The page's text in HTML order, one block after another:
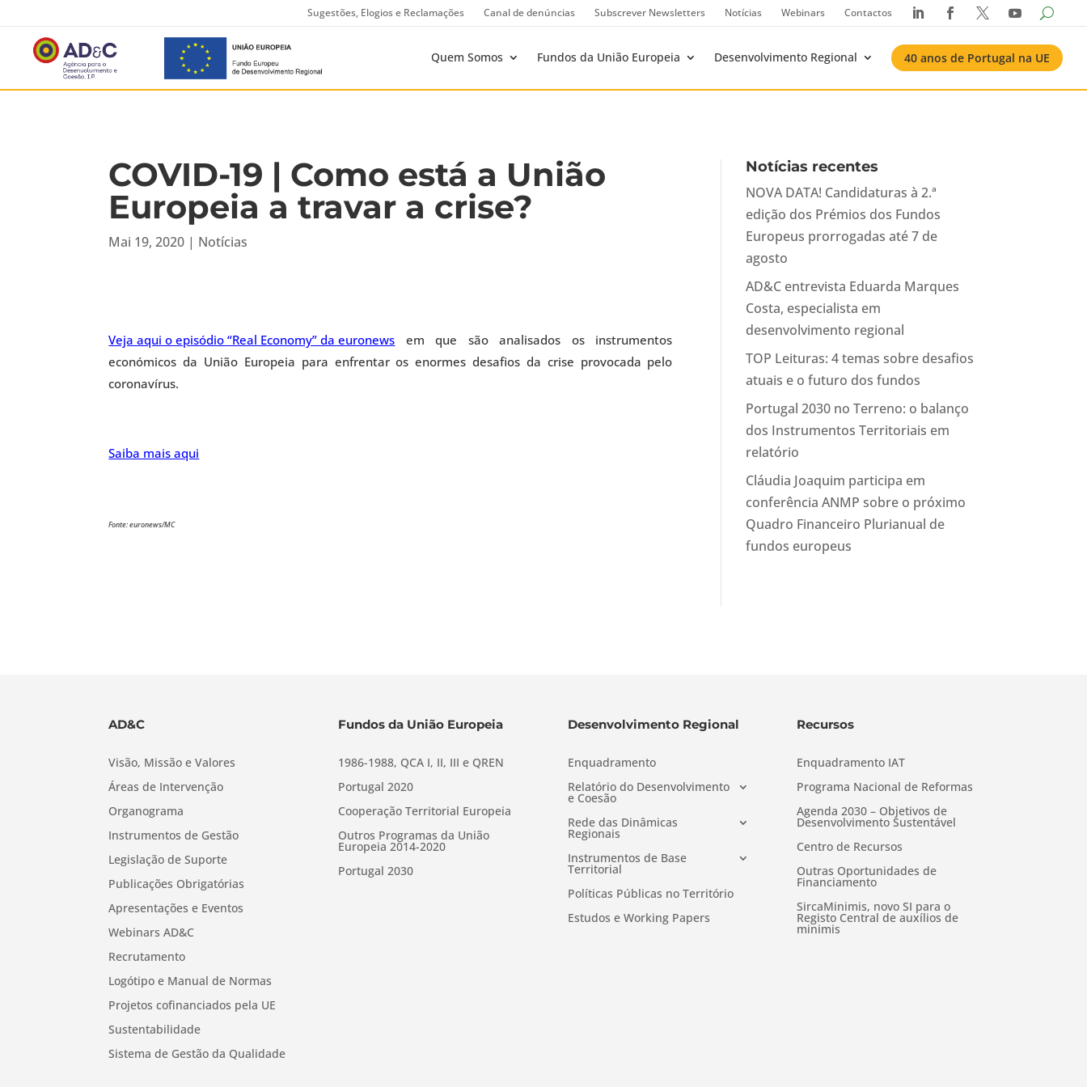
Sugestões, Elogios e Reclamações Canal de denúncias Subscrever Newsletters Notícias Webinars Contactos    
Quem Somos Fundos da União Europeia Desenvolvimento Regional 40 anos de Portugal na UE
COVID-19 | Como está a União
Europeia a travar a crise?
Mai 19, 2020 | Notícias
Veja aqui o episódio “Real Economy” da euronews em que são analisados os instrumentos
económicos da União Europeia para enfrentar os enormes desafios da crise provocada pelo
coronavírus.
Saiba mais aqui
Fonte: euronews/MC
Notícias recentes
NOVA DATA! Candidaturas à 2.ª
edição dos Prémios dos Fundos
Europeus prorrogadas até 7 de
agosto
AD&C entrevista Eduarda Marques
Costa, especialista em
desenvolvimento regional
TOP Leituras: 4 temas sobre desafios
atuais e o futuro dos fundos
Portugal 2030 no Terreno: o balanço
dos Instrumentos Territoriais em
relatório
Cláudia Joaquim participa em
conferência ANMP sobre o próximo
Quadro Financeiro Plurianual de
fundos europeus
AD&C
Visão, Missão e Valores
Áreas de Intervenção
Organograma
Instrumentos de Gestão
Legislação de Suporte
Publicações Obrigatórias
Apresentações e Eventos
Webinars AD&C
Recrutamento
Logótipo e Manual de Normas
Projetos cofinanciados pela UE
Sustentabilidade
Sistema de Gestão da Qualidade
Fundos da União Europeia
1986-1988, QCA I, II, III e QREN
Portugal 2020
Cooperação Territorial Europeia
Outros Programas da União
Europeia 2014-2020
Portugal 2030
Desenvolvimento Regional
Enquadramento
Relatório do Desenvolvimento
e Coesão
Rede das Dinâmicas
Regionais
Instrumentos de Base
Territorial
Políticas Públicas no Território
Estudos e Working Papers
Recursos
Enquadramento IAT
Programa Nacional de Reformas
Agenda 2030 – Objetivos de
Desenvolvimento Sustentável
Centro de Recursos
Outras Oportunidades de
Financiamento
SircaMinimis, novo SI para o
Registo Central de auxílios de
minimis